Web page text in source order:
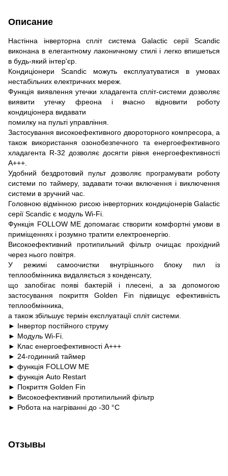
Описание
Настінна інверторна спліт система Galactic серії Scandic
виконана в елегантному лаконичному стилі і легко впишеться
в будь-який інтер'єр.
Кондиціонери Scandic можуть експлуатуватися в умовах
нестабільних електричних мереж.
Функція виявлення утечки хладагента спліт-системи дозволяє
виявити утечку фреона і вчасно відновити роботу
кондиціонера видавати
помилку на пульті управління.
Застосування високоефективного двороторного компресора, а
також використання озонобезпечного та енергоефективного
хладагента R-32 дозволяє досягти рівня енергоефективності
А+++.
Удобний бездротовий пульт дозволяє програмувати роботу
системи по таймеру, задавати точки включення і виключення
системи в зручний час.
Головною відмінною рисою інверторних кондиціонерів Galactic
серії Scandic є модуль Wi-Fi.
Функція FOLLOW ME допомагає створити комфортні умови в
приміщеннях і розумно тратити електроенергію.
Високоефективний протипильний фільтр очищає прохідний
через нього повітря.
У режимі самоочистки внутрішнього блоку пил із
теплообмінника видаляється з конденсату,
що запобігає появі бактерій і плесені, а за допомогою
застосування покриття Golden Fin підвищує ефективність
теплообмінника,
а також збільшує термін експлуатації спліт системи.
► Інвертор постійного струму
► Модуль Wi-Fi.
► Клас енергоефективності А+++
► 24-годинний таймер
► функція FOLLOW ME
► функція Auto Restart
► Покриття Golden Fin
► Високоефективний протипильний фільтр
► Робота на нагріванні до -30 °C
Отзывы